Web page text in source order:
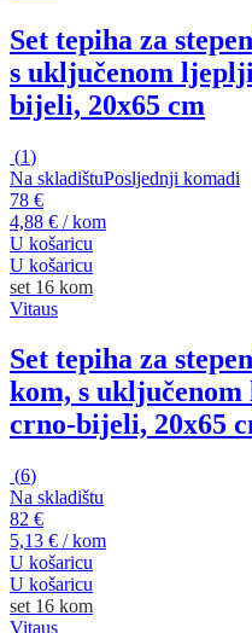
Set tepiha za
s uključenom
bijeli, 20x65 cm
(1)
Na skladištuPosljednji komadi
78 €
4,88 € / kom
U košaricu
U košaricu
set 16 kom
Vitaus
Set tepiha za
kom, s
crno-bijeli, 20x65
(6)
Na skladištu
82 €
5,13 € / kom
U košaricu
U košaricu
set 16 kom
Vitaus